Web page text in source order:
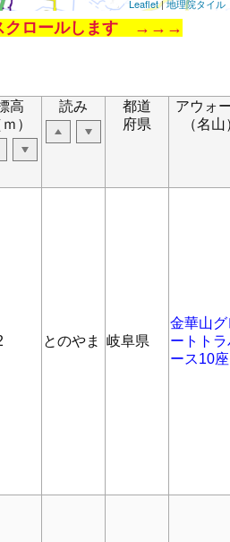
Leaflet|地理院タイル
ロールします →→→
高
ｍ）
読み
都道
府県
アウォ
（名山
とのやま 岐阜県
金華山グ
ートトラ
ース10座